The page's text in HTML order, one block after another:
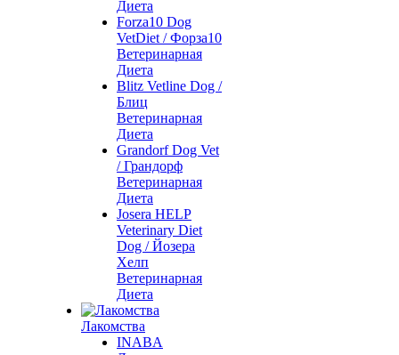
Диета
Forza10 Dog
VetDiet / Форза10
Ветеринарная
Диета
Blitz Vetline Dog /
Блиц
Ветеринарная
Диета
Grandorf Dog Vet
/ Грандорф
Ветеринарная
Диета
Josera HELP
Veterinary Diet
Dog / Йозера
Хелп
Ветеринарная
Диета
Лакомства
INABA